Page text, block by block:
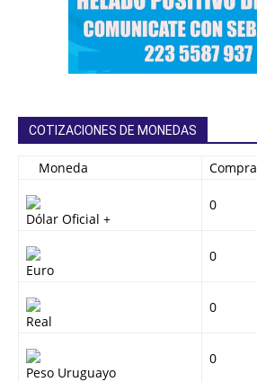
COTIZACIONES DE MONEDAS
Moneda Compra
Dólar Oficial +
0
Euro
0
Real
0
Peso Uruguayo
0